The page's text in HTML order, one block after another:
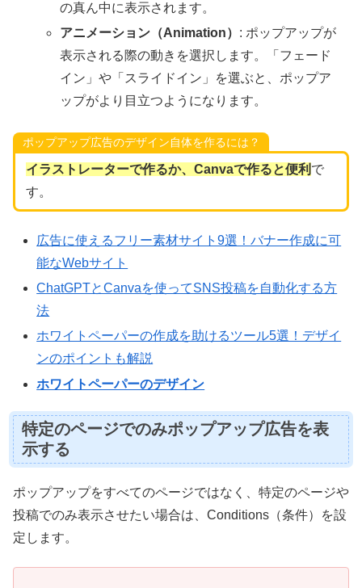
の真ん中に表示されます。
アニメーション（Animation） : ポップアップが
表示される際の動きを選択します。「フェード
イン」や「スライドイン」を選ぶと、ポップア
ップがより目立つようになります。
ポップアップ広告のデザイン自体を作るには？
イラストレーターで作るか、Canvaで作ると便利 で
す。
広告に使えるフリー素材サイト9選！バナー作成に可
能なWebサイト
ChatGPTとCanvaを使ってSNS投稿を自動化する方
法
ホワイトペーパーの作成を助けるツール5選！デザイ
ンのポイントも解説
ホワイトペーパーのデザイン
特定のページでのみポップアップ広告を表
示する
ポップアップをすべてのページではなく、特定のページや
投稿でのみ表示させたい場合は、Conditions（条件）を設
定します。